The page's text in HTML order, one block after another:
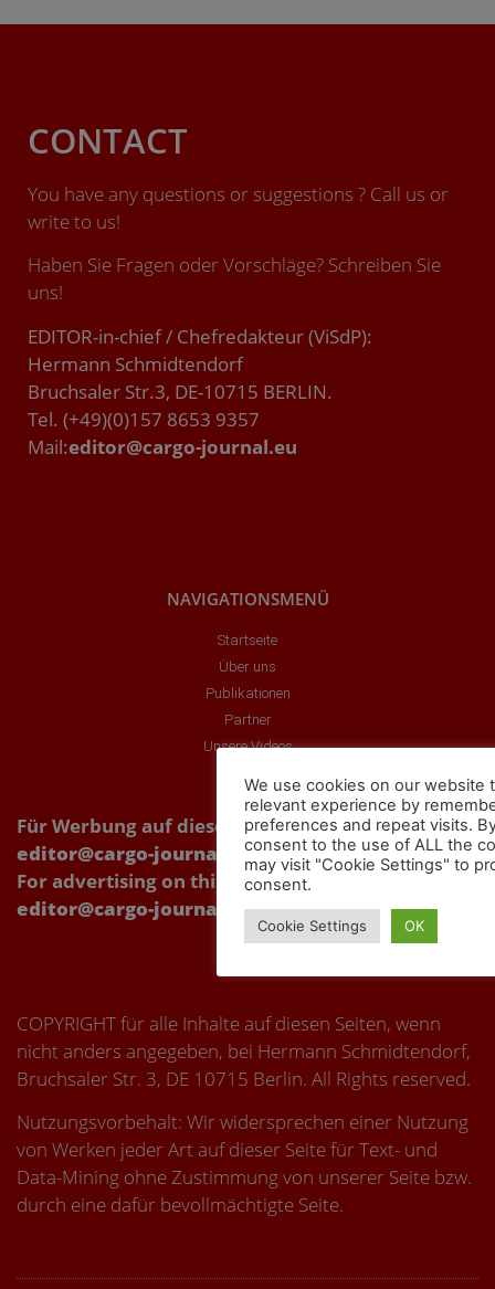
CONTACT
You have any questions or suggestions ? Call us or
write to us!
Haben Sie Fragen oder Vorschläge? Schreiben Sie
uns!
EDITOR-in-chief / Chefredakteur (ViSdP):
Hermann Schmidtendorf
Bruchsaler Str.3, DE-10715 BERLIN.
Tel. (+49)(0)157 8653 9357
Mail:editor@cargo-journal.eu
NAVIGATIONSMENÜ
Startseite
Über uns
Publikationen
Partner
Unsere Videos
Für Werbung auf dieser Webseite Kontakt über:
editor@cargo-journal.eu
For advertising on this website, please contact:
editor@cargo-journal.eu
COPYRIGHT für alle Inhalte auf diesen Seiten, wenn
nicht anders angegeben, bei Hermann Schmidtendorf,
Bruchsaler Str. 3, DE 10715 Berlin. All Rights reserved.
Nutzungsvorbehalt: Wir widersprechen einer Nutzung
von Werken jeder Art auf dieser Seite für Text- und
Data-Mining ohne Zustimmung von unserer Seite bzw.
durch eine dafür bevollmächtigte Seite.
We use cookies on our website
relevant experience by
preferences and repeat visits.
consent to the use of ALL the
may visit "Cookie Settings" to
consent.
Cookie Settings OK